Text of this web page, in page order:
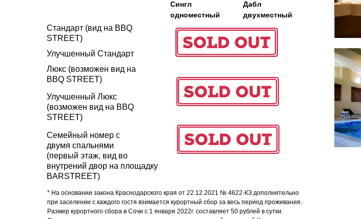
* На основании закона Краснодарского края от 22.12.2021 № 4622-КЗ дополнительно
при заселении с каждого гостя взимается курортный сбор за весь период проживания.
Размер курортного сбора в Сочи с 1 января 2022г. составляет 50 рублей в сутки.
Стандарт (вид на BBQ
STREET)
Улучшенный Стандарт
Люкс (возможен вид на
BBQ STREET)
Улучшенный Люкс
(возможен вид на BBQ
STREET)
Сингл
одноместный
Дабл
двухместный
Семейный номер с
двумя спальнями
(первый этаж, вид во
внутрений двор на площадку
BARSTREET)
услуги оказывает общество с ограниченной ответственностью «сирокко»